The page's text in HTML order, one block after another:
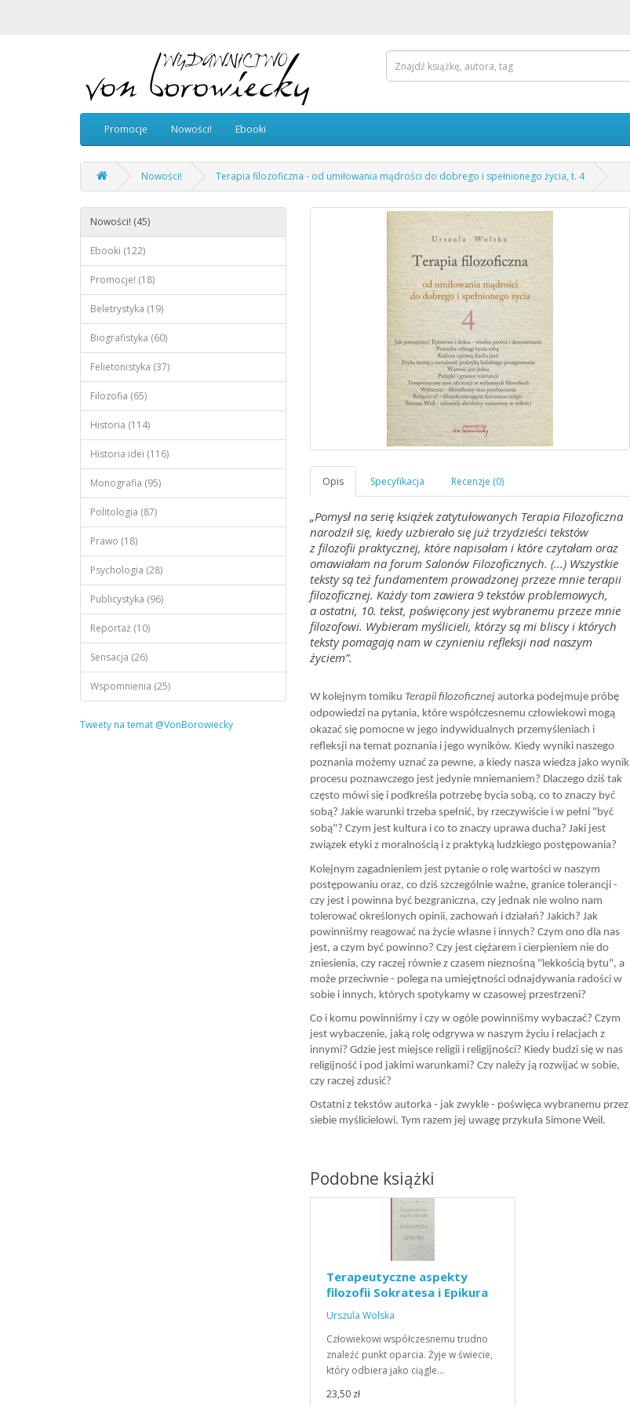
Promocje Nowości! Ebooki
Nowości! Terapia filozoficzna - od umiłowania mądrości do dobrego i spełnionego życia, t. 4
Nowości! (45)
Ebooki (122)
Promocje! (18)
Beletrystyka (19)
Biografistyka (60)
Felietonistyka (37)
Filozofia (65)
Historia (114)
Historia idei (116)
Monografia (95)
Politologia (87)
Prawo (18)
Psychologia (28)
Publicystyka (96)
Reportaż (10)
Sensacja (26)
Wspomnienia (25)
Tweety na temat @VonBorowiecky
„Pomysł na serię książek zatytułowanych Terapia Filozoficzna
narodził się, kiedy uzbierało się już trzydzieści tekstów
z filozofii praktycznej, które napisałam i które czytałam oraz
omawiałam na forum Salonów Filozoficznych. (...) Wszystkie
teksty są też fundamentem prowadzonej przeze mnie terapii
filozoficznej. Każdy tom zawiera 9 tekstów problemowych,
a ostatni, 10. tekst, poświęcony jest wybranemu przeze mnie
filozofowi. Wybieram myślicieli, którzy są mi bliscy i których
teksty pomagają nam w czynieniu refleksji nad naszym
życiem”.
W kolejnym tomiku Terapii filozoficznej autorka podejmuje próbę
odpowiedzi na pytania, które współczesnemu człowiekowi mogą
okazać się pomocne w jego indywidualnych przemyśleniach i
refleksji na temat poznania i jego wyników. Kiedy wyniki naszego
poznania możemy uznać za pewne, a kiedy nasza wiedza jako wynik
procesu poznawczego jest jedynie mniemaniem? Dlaczego dziś tak
często mówi się i podkreśla potrzebę bycia sobą, co to znaczy być
sobą? Jakie warunki trzeba spełnić, by rzeczywiście i w pełni "być
sobą"? Czym jest kultura i co to znaczy uprawa ducha? Jaki jest
związek etyki z moralnością i z praktyką ludzkiego postępowania?
Kolejnym zagadnieniem jest pytanie o rolę wartości w naszym
postępowaniu oraz, co dziś szczególnie ważne, granice tolerancji -
czy jest i powinna być bezgraniczna, czy jednak nie wolno nam
tolerować określonych opinii, zachowań i działań? Jakich? Jak
powinniśmy reagować na życie własne i innych? Czym ono dla nas
jest, a czym być powinno? Czy jest ciężarem i cierpieniem nie do
zniesienia, czy raczej równie z czasem nieznośną "lekkością bytu", a
może przeciwnie - polega na umiejętności odnajdywania radości w
sobie i innych, których spotykamy w czasowej przestrzeni?
Co i komu powinniśmy i czy w ogóle powinniśmy wybaczać? Czym
jest wybaczenie, jaką rolę odgrywa w naszym życiu i relacjach z
innymi? Gdzie jest miejsce religii i religijności? Kiedy budzi się w nas
religijność i pod jakimi warunkami? Czy należy ją rozwijać w sobie,
czy raczej zdusić?
Ostatni z tekstów autorka - jak zwykle - poświęca wybranemu przez
siebie myślicielowi. Tym razem jej uwagę przykuła Simone Weil.
Podobne książki
Terapeutyczne aspekty
filozofii Sokratesa i Epikura
Urszula Wolska
Człowiekowi współczesnemu trudno
znaleźć punkt oparcia. Żyje w świecie,
który odbiera jako ciągle…
23,50 zł